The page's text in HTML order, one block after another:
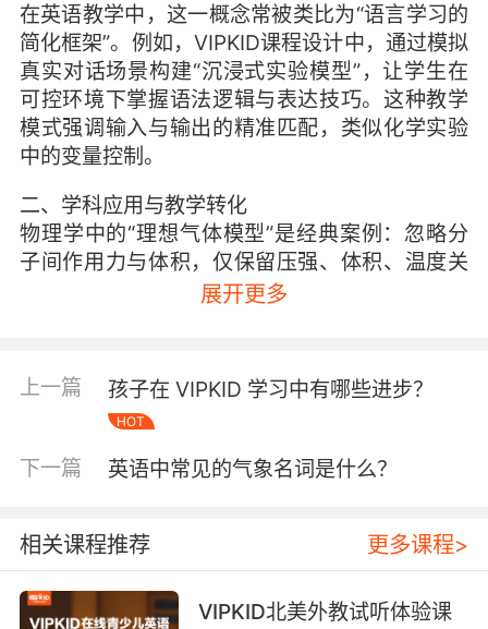
在英语教学中，这一概念常被类比为“语言学习的
简化框架”。例如，VIPKID课程设计中，通过模拟
真实对话场景构建“沉浸式实验模型”，让学生在
可控环境下掌握语法逻辑与表达技巧。这种教学
模式强调输入与输出的精准匹配，类似化学实验
中的变量控制。
二、学科应用与教学转化
物理学中的“理想气体模型”是经典案例：忽略分
子间作用力与体积，仅保留压强、体积、温度关
系。这种抽象化思维训练被VIPKID引入英语语法
辑。
教育学研究显示（John Hattie, 2020），基于模
型的教学可使抽象知识留存率提升37%。VIPKID
的实践印证了这一理论：其LMS系统内置“句型结
谓语/宾语），引导学生像科学家记录数据般分析
语言规律。这种“科研式学习”显著降低了英语习
得的认知门槛。
展开更多
上一篇 孩子在 VIPKID 学习中有哪些进步？
HOT
下一篇 英语中常见的气象名词是什么？
相关课程推荐 更多课程>
VIPKID北美外教试听体验课